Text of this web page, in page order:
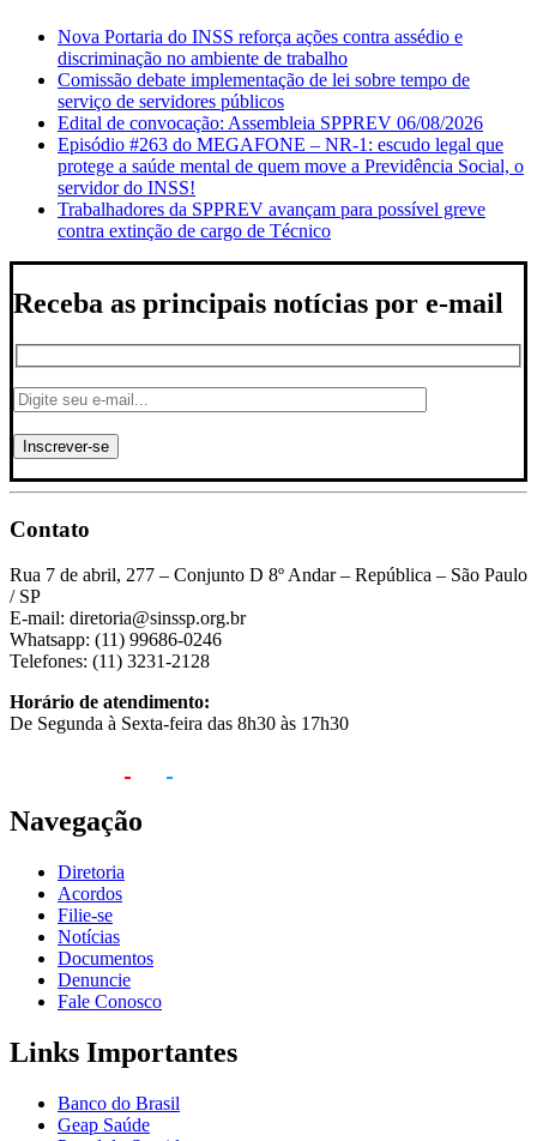
Nova Portaria do INSS reforça ações contra assédio e
discriminação no ambiente de trabalho
Comissão debate implementação de lei sobre tempo de
serviço de servidores públicos
Edital de convocação: Assembleia SPPREV 06/08/2026
Episódio #263 do MEGAFONE – NR-1: escudo legal que
protege a saúde mental de quem move a Previdência Social, o
servidor do INSS!
Trabalhadores da SPPREV avançam para possível greve
contra extinção de cargo de Técnico
Receba as principais notícias por e-mail
Contato
Rua 7 de abril, 277 – Conjunto D 8º Andar – República – São Paulo
/ SP
E-mail: diretoria@sinssp.org.br
Whatsapp: (11) 99686-0246
Telefones: (11) 3231-2128
Horário de atendimento:
De Segunda à Sexta-feira das 8h30 às 17h30
Navegação
Diretoria
Acordos
Filie-se
Notícias
Documentos
Denuncie
Fale Conosco
Links Importantes
Banco do Brasil
Geap Saúde